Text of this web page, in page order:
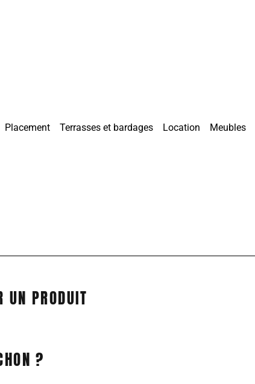
Placement Terrasses et bardages Location Meubles
UN PRODUIT
?